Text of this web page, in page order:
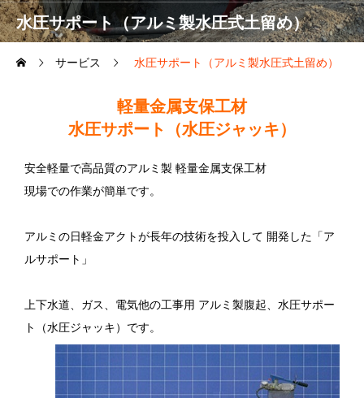
水圧サポート（アルミ製水圧式土留め）
サービス 水圧サポート（アルミ製水圧式土留め）
軽量金属支保工材
水圧サポート（水圧ジャッキ）
安全軽量で高品質のアルミ製 軽量金属支保工材
現場での作業が簡単です。
アルミの日軽金アクトが長年の技術を投入して 開発した「ア
ルサポート」
上下水道、ガス、電気他の工事用 アルミ製腹起、水圧サポー
ト（水圧ジャッキ）です。